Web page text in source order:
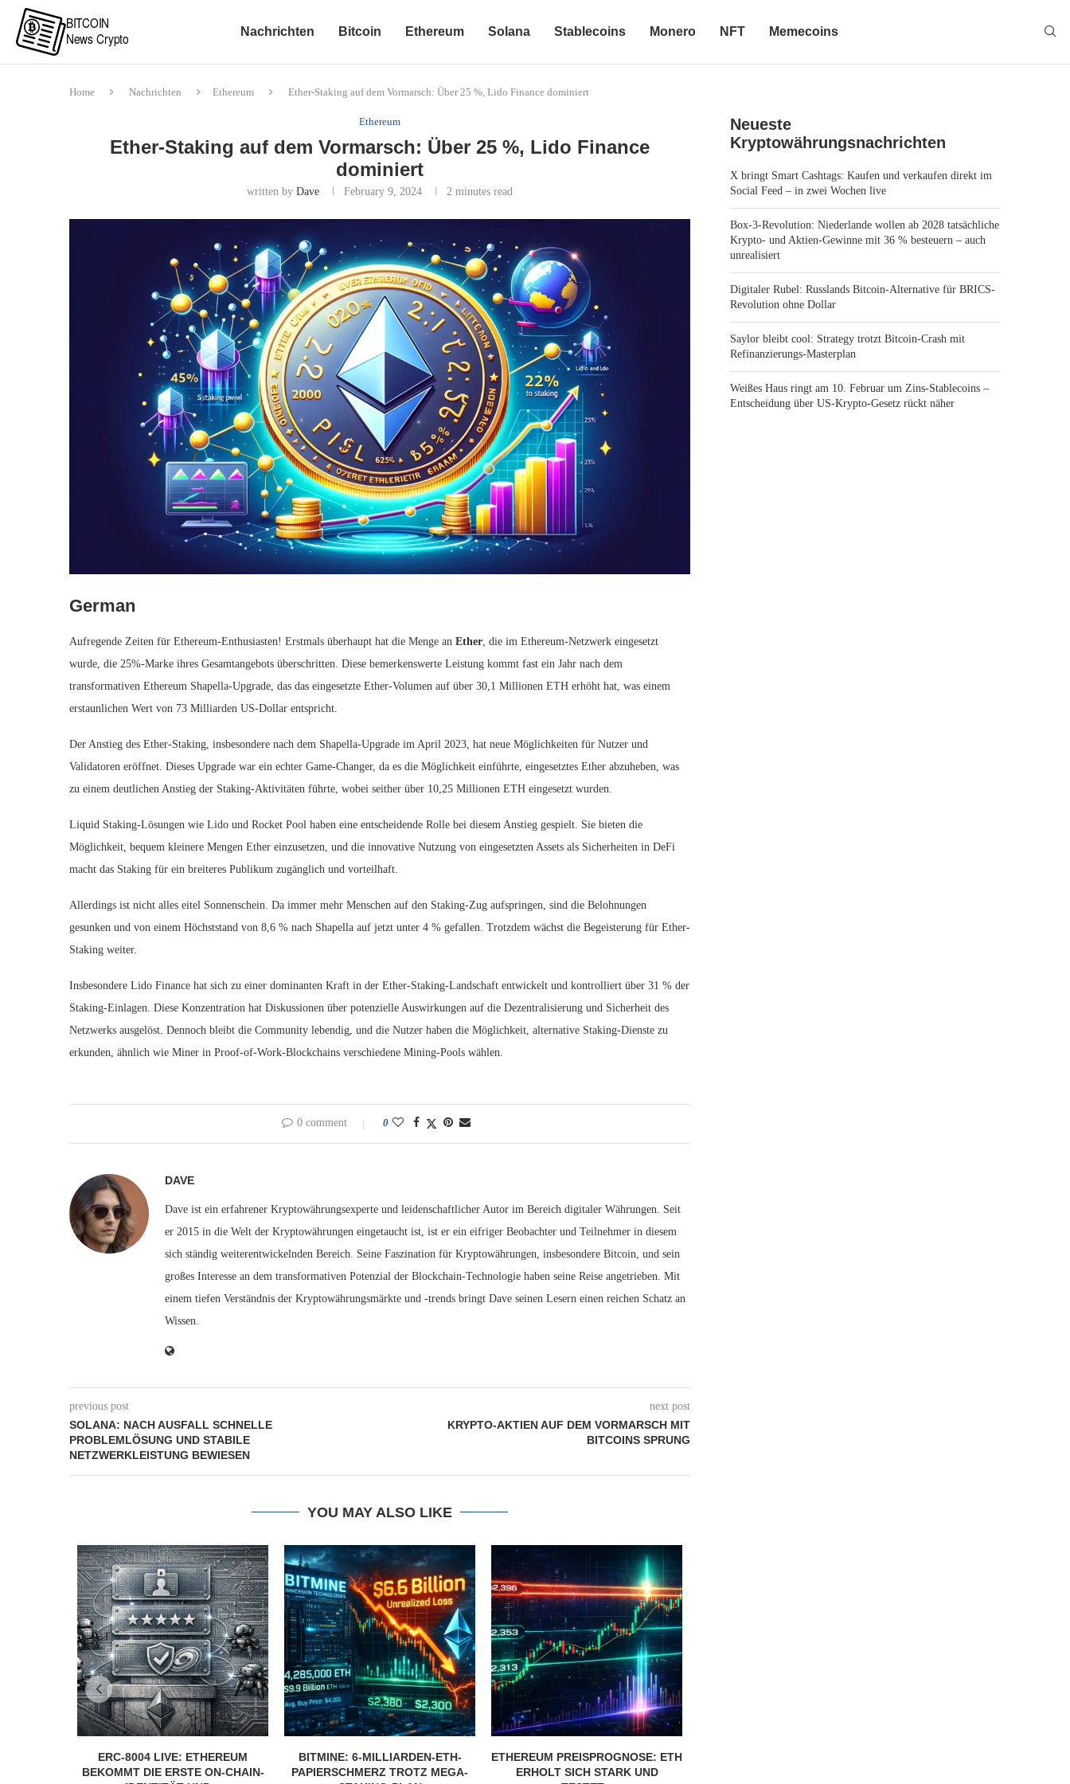
Nachrichten Bitcoin Ethereum Solana Stablecoins Monero NFT Memecoins
Home Nachrichten Ethereum Ether-Staking auf dem Vormarsch: Über 25 %, Lido Finance dominiert
Ethereum
Ether-Staking auf dem Vormarsch: Über 25 %, Lido Finance
dominiert
written by Dave February 9, 2024 2 minutes read
German
Aufregende Zeiten für Ethereum-Enthusiasten! Erstmals überhaupt hat die Menge an Ether , die im Ethereum-Netzwerk eingesetzt
wurde, die 25%-Marke ihres Gesamtangebots überschritten. Diese bemerkenswerte Leistung kommt fast ein Jahr nach dem
transformativen Ethereum Shapella-Upgrade, das das eingesetzte Ether-Volumen auf über 30,1 Millionen ETH erhöht hat, was einem
erstaunlichen Wert von 73 Milliarden US-Dollar entspricht.
Der Anstieg des Ether-Staking, insbesondere nach dem Shapella-Upgrade im April 2023, hat neue Möglichkeiten für Nutzer und
Validatoren eröffnet. Dieses Upgrade war ein echter Game-Changer, da es die Möglichkeit einführte, eingesetztes Ether abzuheben, was
zu einem deutlichen Anstieg der Staking-Aktivitäten führte, wobei seither über 10,25 Millionen ETH eingesetzt wurden.
Liquid Staking-Lösungen wie Lido und Rocket Pool haben eine entscheidende Rolle bei diesem Anstieg gespielt. Sie bieten die
Möglichkeit, bequem kleinere Mengen Ether einzusetzen, und die innovative Nutzung von eingesetzten Assets als Sicherheiten in DeFi
macht das Staking für ein breiteres Publikum zugänglich und vorteilhaft.
Allerdings ist nicht alles eitel Sonnenschein. Da immer mehr Menschen auf den Staking-Zug aufspringen, sind die Belohnungen
gesunken und von einem Höchststand von 8,6 % nach Shapella auf jetzt unter 4 % gefallen. Trotzdem wächst die Begeisterung für Ether-
Staking weiter.
Insbesondere Lido Finance hat sich zu einer dominanten Kraft in der Ether-Staking-Landschaft entwickelt und kontrolliert über 31 % der
Staking-Einlagen. Diese Konzentration hat Diskussionen über potenzielle Auswirkungen auf die Dezentralisierung und Sicherheit des
Netzwerks ausgelöst. Dennoch bleibt die Community lebendig, und die Nutzer haben die Möglichkeit, alternative Staking-Dienste zu
erkunden, ähnlich wie Miner in Proof-of-Work-Blockchains verschiedene Mining-Pools wählen.
0 comment 0
DAVE
Dave ist ein erfahrener Kryptowährungsexperte und leidenschaftlicher Autor im Bereich digitaler Währungen. Seit
er 2015 in die Welt der Kryptowährungen eingetaucht ist, ist er ein eifriger Beobachter und Teilnehmer in diesem
sich ständig weiterentwickelnden Bereich. Seine Faszination für Kryptowährungen, insbesondere Bitcoin, und sein
großes Interesse an dem transformativen Potenzial der Blockchain-Technologie haben seine Reise angetrieben. Mit
einem tiefen Verständnis der Kryptowährungsmärkte und -trends bringt Dave seinen Lesern einen reichen Schatz an
Wissen.
previous post
SOLANA: NACH AUSFALL SCHNELLE
PROBLEMLÖSUNG UND STABILE
NETZWERKLEISTUNG BEWIESEN
next post
KRYPTO-AKTIEN AUF DEM VORMARSCH MIT
BITCOINS SPRUNG
YOU MAY ALSO LIKE
ERC-8004 LIVE: ETHEREUM
BEKOMMT DIE ERSTE ON-CHAIN-
BITMINE: 6-MILLIARDEN-ETH-
PAPIERSCHMERZ TROTZ MEGA-
ETHEREUM PREISPROGNOSE: ETH
ERHOLT SICH STARK UND
Neueste
Kryptowährungsnachrichten
X bringt Smart Cashtags: Kaufen und verkaufen direkt im
Social Feed – in zwei Wochen live
Box-3-Revolution: Niederlande wollen ab 2028 tatsächliche
Krypto- und Aktien-Gewinne mit 36 % besteuern – auch
unrealisiert
Digitaler Rubel: Russlands Bitcoin-Alternative für BRICS-
Revolution ohne Dollar
Saylor bleibt cool: Strategy trotzt Bitcoin-Crash mit
Refinanzierungs-Masterplan
Weißes Haus ringt am 10. Februar um Zins-Stablecoins –
Entscheidung über US-Krypto-Gesetz rückt näher